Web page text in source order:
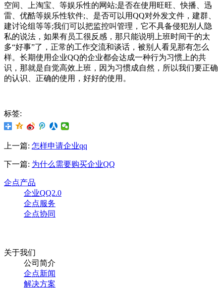
空间、上淘宝、等娱乐性的网站;是否在使用旺旺、快播、迅
雷、优酷等娱乐性软件;、是否可以用QQ对外发文件，建群、
建讨论组等等;我们可以把监控叫管理，它不具备侵犯别人隐
私的说法，如果有员工很反感，那只能说明上班时间干的太
多“好事”了，正常的工作交流和谈话，被别人看见那有怎么
样。长期使用企业QQ的企业都会达成一种行为习惯上的共
识，那就是自觉高效上班，因为习惯成自然，所以我们要正确
的认识、正确的使用，好好的使用。
标签:
上一篇: 怎样申请企业qq
下一篇: 为什么需要购买企业QQ
企点产品
企业QQ2.0
企点服务
企点协同
关于我们
公司简介
企点新闻
解决方案